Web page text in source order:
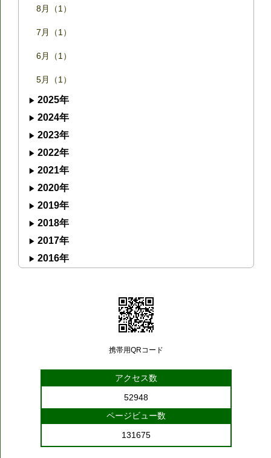
8月（1）
7月（1）
6月（1）
5月（1）
2025年
2024年
2023年
2022年
2021年
2020年
2019年
2018年
2017年
2016年
携帯用QRコード
アクセス数
52948
ページビュー数
131675